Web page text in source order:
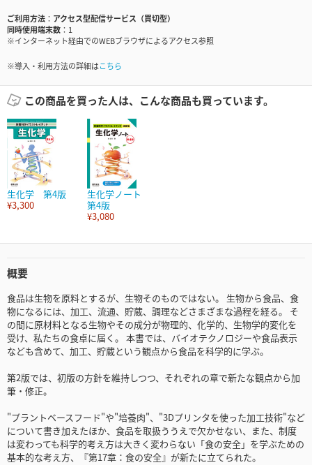
ご利用方法
アクセス型配信サービス（買切型）
同時使用端末数
1
※インターネット経由でのWEBブラウザによるアクセス参照
※導入・利用方法の詳細はこちら
この商品を買った人は、こんな商品も買っています。
生化学 第4版
¥3,300
生化学ノート
第4版
¥3,080
概要
食品は生物を原料とするが、生物そのものではない。 生物から食品、食
物になるには、加工、流通、貯蔵、調理などさまざまな過程を経る。 そ
の間に原材料となる生物やその成分が物理的、化学的、生物学的変化を
受け、私たちの食卓に届く。 本書では、バイオテクノロジーや食品表示
なども含めて、加工、貯蔵という観点から食品を科学的に学ぶ。
第2版では、初版の方針を維持しつつ、それぞれの章で新たな観点から加
筆・修正。
"プラントベースフード"や"培養肉"、"3Dプリンタを使った加工技術"など
について書き加えたほか、食品を取扱ううえで欠かせない、また、制度
は変わっても科学的考え方は大きく変わらない「食の安全」を学ぶための
基本的な考え方、『第17章：食の安全』が新たに立てられた。